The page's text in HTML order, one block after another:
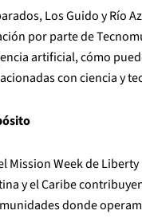
Los Guido y Río
por parte de
artificial, cómo
con ciencia y
Mission Week de
y el Caribe
donde